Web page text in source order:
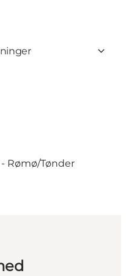
Rømø/Tønder